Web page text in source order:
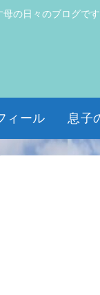
の日々のブログです
ィール